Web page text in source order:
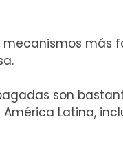
más
son
Latina,